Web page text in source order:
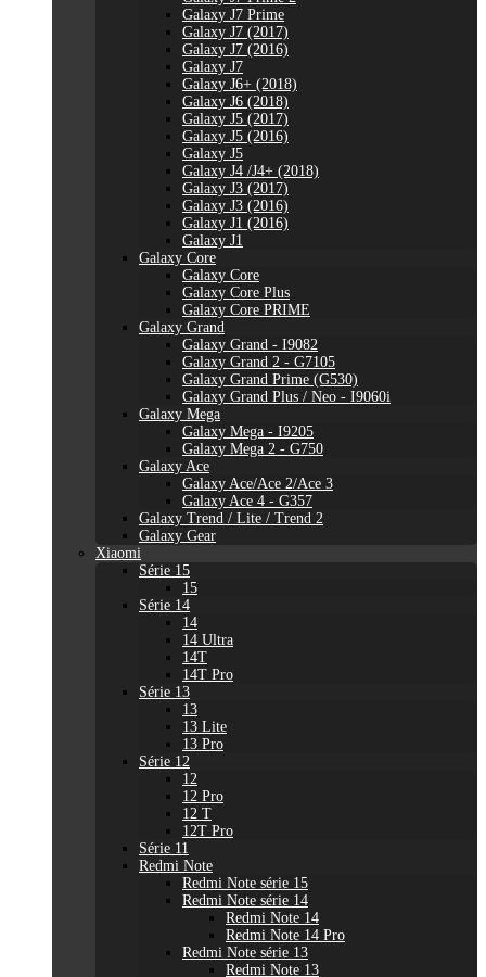
Galaxy J7 Prime
Galaxy J7 (2017)
Galaxy J7 (2016)
Galaxy J7
Galaxy J6+ (2018)
Galaxy J6 (2018)
Galaxy J5 (2017)
Galaxy J5 (2016)
Galaxy J5
Galaxy J4 /J4+ (2018)
Galaxy J3 (2017)
Galaxy J3 (2016)
Galaxy J1 (2016)
Galaxy J1
Galaxy Core
Galaxy Core
Galaxy Core Plus
Galaxy Core PRIME
Galaxy Grand
Galaxy Grand - I9082
Galaxy Grand 2 - G7105
Galaxy Grand Prime (G530)
Galaxy Grand Plus / Neo - I9060i
Galaxy Mega
Galaxy Mega - I9205
Galaxy Mega 2 - G750
Galaxy Ace
Galaxy Ace/Ace 2/Ace 3
Galaxy Ace 4 - G357
Galaxy Trend / Lite / Trend 2
Galaxy Gear
Xiaomi
Série 15
15
Série 14
14
14 Ultra
14T
14T Pro
Série 13
13
13 Lite
13 Pro
Série 12
12
12 Pro
12 T
12T Pro
Série 11
Redmi Note
Redmi Note série 15
Redmi Note série 14
Redmi Note 14
Redmi Note 14 Pro
Redmi Note série 13
Redmi Note 13